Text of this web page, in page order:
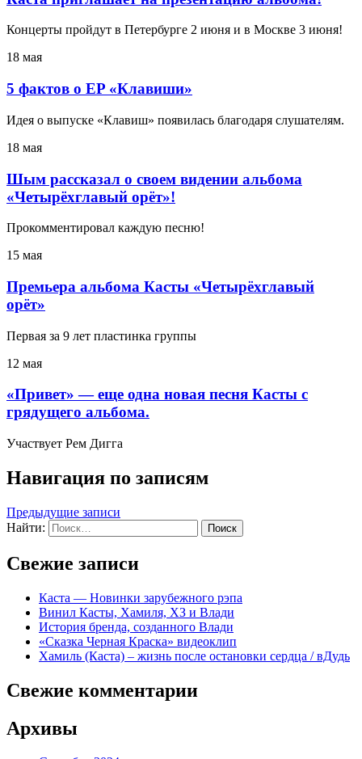
Концерты пройдут в Петербурге 2 июня и в Москве 3 июня!
18 мая
5 фактов о EP «Клавиши»
Идея о выпуске «Клавиш» появилась благодаря слушателям.
18 мая
Шым рассказал о своем видении альбома
«Четырёхглавый орёт»!
Прокомментировал каждую песню!
15 мая
Премьера альбома Касты «Четырёхглавый
орёт»
Первая за 9 лет пластинка группы
12 мая
«Привет» — еще одна новая песня Касты с
грядущего альбома.
Участвует Рем Дигга
Навигация по записям
Предыдущие записи
Найти:
Свежие записи
Каста — Новинки зарубежного рэпа
Винил Касты, Хамиля, ХЗ и Влади
История бренда, созданного Влади
«Сказка Черная Краска» видеоклип
Хамиль (Каста) – жизнь после остановки сердца / вДудь
Свежие комментарии
Архивы